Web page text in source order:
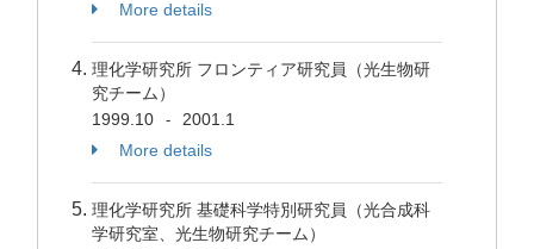
More details
理化学研究所 フロンティア研究員（光生物研
究チーム）
1999.10
-
2001.1
More details
理化学研究所 基礎科学特別研究員（光合成科
学研究室、光生物研究チーム）